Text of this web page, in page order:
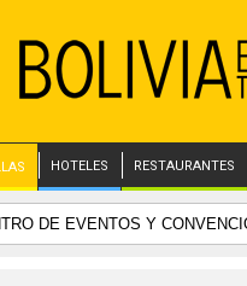
HOTELES RESTAURANTES